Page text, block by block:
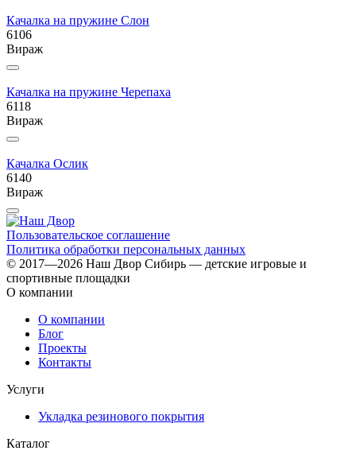
Качалка на пружине Слон
6106
Вираж
Качалка на пружине Черепаха
6118
Вираж
Качалка Ослик
6140
Вираж
Пользовательское соглашение
Политика обработки персональных данных
© 2017—2026 Наш Двор Сибирь — детские игровые и
спортивные площадки
О компании
О компании
Блог
Проекты
Контакты
Услуги
Укладка резинового покрытия
Каталог